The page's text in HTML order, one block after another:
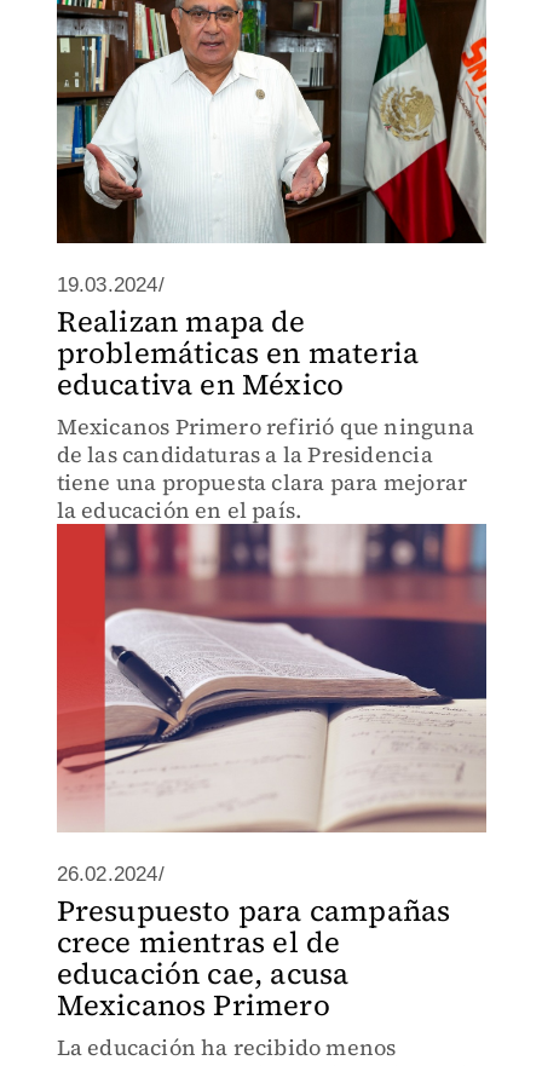
19.03.2024/
Realizan mapa de
problemáticas en materia
educativa en México
Mexicanos Primero refirió que ninguna
de las candidaturas a la Presidencia
tiene una propuesta clara para mejorar
la educación en el país.
26.02.2024/
Presupuesto para campañas
crece mientras el de
educación cae, acusa
Mexicanos Primero
La educación ha recibido menos